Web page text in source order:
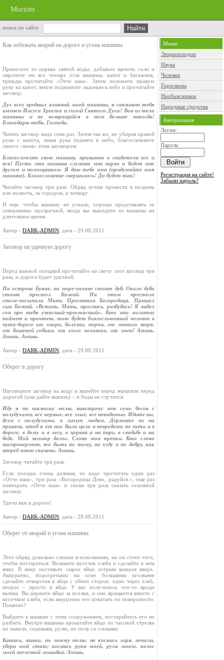
Murzim
поиск по сайту
Как избежать аварий на дороге и угона машины
Принесите из церкви святой воды, добавьте щепоть соли и
окропите ею все четыре угла машины, капот и багажник,
трижды прочитайте «Отче наш». Затем положите правую
руку на капот, левую поднимите ладонью к небу и прочитайте
заговор:
Дух всех вредных влияний моей машины, я связываю тебя
именем Иисуса Христа и силой Святого Духа! Вон из тела
машины и не возвращайся в него больше никогда!
Благодарю тебя, Господи.
Читать заговор надо семь раз. Затем так же, не убирая правой
руки с капота, левая рука поднята в небо, благословляете
своего «коня» этим заговором:
Благословляю свою машину, призываю в свидетели все и
вся! Пусть эта машина служит мне верно и будет мне
другом и помощником. Я даю тебе имя (придумайте имя
машине). Благословение свершилось! Да будет так!
Читайте заговор три раза. Обряд лучше провести в полдень
или полночь, за городом, в четверг.
И еще: чтобы машину не угнали, хорошо представлять ее
совершенно прозрачной, когда вы выходите из машины на
длительное время.
Автор - DARK-ADMIN , дата - 29.08.2011
Заговор на удачную дорогу
Перед важной поездкой прочитайте на свечу этот заговор три
раза, и дорога будет удачной.
На острове Буяне, на море‑океане стоит дуб. Около дуба
стоит престол Божий. На этом престоле
спала‑посыпала Мать Пресвятая Богородица. Пришел
сын Божий. «Встань, Мать, проснись, разбудись! Я видел
сон про тебя ужасный‑преужасный». Кто эту молитву
поймет и прочтет, тот будет благословенный человек в
пути‑дороге от хвори, болезни, порчи, от лютого зверя,
от бешеной собаки, от злого человека, от змеи! Аминь.
Аминь. Аминь.
Автор - DARK-ADMIN , дата - 29.08.2011
Оберег в дорогу
Наговорите заговор на воду и выпейте перед зеркалом перед
дорогой (или дайте выпить) – и беды не случится.
Иду я по чистому полю, навстречу мне семь бесов с
полудухами, все черные, все злые, все невидимые. Идите вы,
духи с полудухами, к лихим людям. Держите их на
привязи, чтоб я от них была цела и невредима по пути и в
дороге, в дому и в лесу, в церкви и на пиру, в свадьбе и на
беде. Мой заговор долог. Слова мои крепки. Кто слово
ниспровергнет, то быть по тому, по худу и по добру, как
вперед мною сказано. Аминь.
Заговор читайте три раза.
Если поездка очень далекая, то надо прочитать один раз
«Отче наш», три раза «Богородица Дево, радуйся.», еще раз
повторить «Отче наш» и снова три раза сказать основной
заговор.
Удачи вам в дороге!
Автор - DARK-ADMIN , дата - 29.08.2011
Оберег от аварий и угона машины
Этот обряд довольно сложен в исполнении, но он стоит того,
чтобы постараться. Возьмите кусочек хлеба и сделайте в нем
ямку. В ямку поставьте сырое яйцо острым концом вверх.
Аккуратно, подогретыми на огне большими иголками
сделайте отверстия в яйце с обеих сторон: одно через хлеб,
второе – просто в яйце. У вас получилось что‑то вроде
валика. Вы держите яйцо за иголки, и оно вращается вместе с
кусочком хлеба, если аккуратно его покатать по поверхности.
Понятно?
Выйдите к машине с этим сооружением, постарайтесь его не
разбить. Внутри машины прокатайте яйцо по часовой стрелке
по панели, сиденьям, рулю, по полу со словами:
Катись, яичко, по моему полю, не коснись горя, печали,
убери мой стат; коснись руки моей, руля моего, колес
моей железной лошадки. Аминь.
Меню
Энциклопедии
Наука
Человек
Гороскопы
Необъяснимое
Народные средства
Авторизация
Логин:
Пароль:
Регистрация на сайте!
Забыли пароль?